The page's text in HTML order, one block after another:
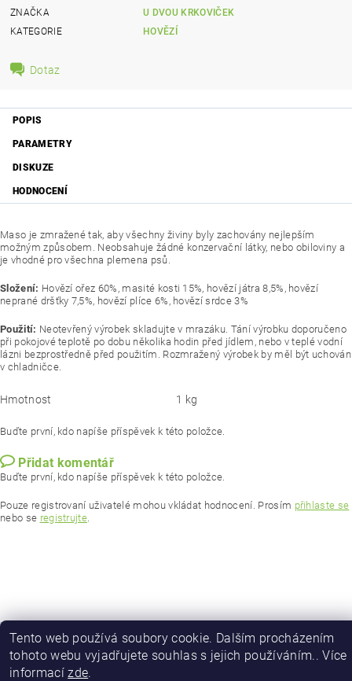
ZNAČKA
U DVOU KRKOVIČEK
KATEGORIE
HOVĚZÍ
Dotaz
POPIS
PARAMETRY
DISKUZE
HODNOCENÍ
Maso je zmražené tak, aby všechny živiny byly zachovány nejlepším
možným způsobem. Neobsahuje žádné konzervační látky, nebo obiloviny a
je vhodné pro všechna plemena psů.
Složení: Hovězí ořez 60%, masité kosti 15%, hovězí játra 8,5%, hovězí
neprané dršťky 7,5%, hovězí plíce 6%, hovězí srdce 3%
Použití: Neotevřený výrobek skladujte v mrazáku. Tání výrobku doporučeno
při pokojové teplotě po dobu několika hodin před jídlem, nebo v teplé vodní
lázni bezprostředně před použitím. Rozmražený výrobek by měl být uchován
v chladničce.
Hmotnost 1 kg
Buďte první, kdo napíše příspěvek k této položce.
Přidat komentář
Buďte první, kdo napíše příspěvek k této položce.
Pouze registrovaní uživatelé mohou vkládat hodnocení. Prosím přihlaste se
nebo se registrujte.
Tento web používá soubory cookie. Dalším procházením
tohoto webu vyjadřujete souhlas s jejich používáním.. Více
informacízde.